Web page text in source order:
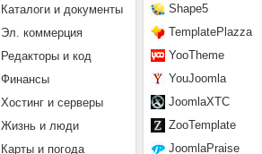
Shape5
TemplatePlazza
YooTheme
YouJoomla
JoomlaXTC
ZooTemplate
JoomlaPraise
Каталоги и документы
Эл. коммерция
Редакторы и код
Финансы
Хостинг и серверы
Жизнь и люди
Карты и погода